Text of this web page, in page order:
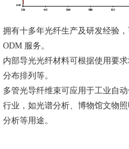
拥有十多年光纤生产及研发经验
ODM 服务。
内部导光光纤材料可根据使用要
分布排列等。
多管光导纤维束可应用于工业自
行业，如光谱分析、博物馆文物
分析等用途。